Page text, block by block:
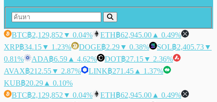
BTC฿2,129,852 ▼ 0.04% ETH฿62,945.00 ▲ 0.49%
XRP฿34.15▼ 1.23% DOGE฿2.29▼ 0.38% SOL฿2,405.73▼
0.81%
ADA฿6.59 ▲ 4.62% DOT฿27.15▼ 2.36%
AVAX฿212.55▼ 2.87% LINK฿271.45 ▲ 1.37%
KUB฿20.29 ▲ 0.10%
BTC฿2,129,852 ▼ 0.04% ETH฿62,945.00 ▲ 0.49%